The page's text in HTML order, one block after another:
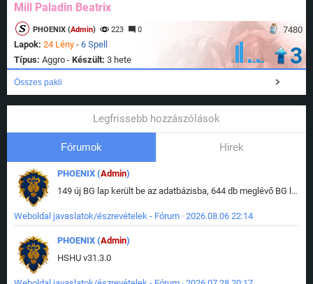
Mill Paladin Beatrix
7480
PHOENIX (Admin) 223 0
Lapok: 24 Lény - 6 Spell
Típus: Aggro - Készült: 3 hete 3
Összes pakli
Legfrissebb hozzászólások
Fórumok Hirek
PHOENIX (Admin)
149 új BG lap került be az adatbázisba, 644 db meglévő BG lap módosult, bekerültek az új képek a megváltozott lapokhoz is.
Weboldal javaslatok/észrevételek - Fórum · 2026.08.06 22:14
PHOENIX (Admin)
HSHU v31.3.0